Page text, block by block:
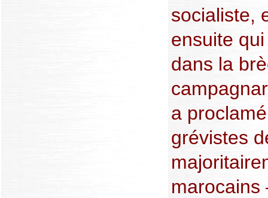
socialiste,
ensuite
dans la
a
grévistes
marocains